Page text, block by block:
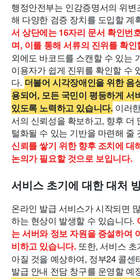
행정안전부는 인감증명서의 위변
해 다양한 검증 장치를 도입할 계
서 상단에는 16자리 문서 확인번
며, 이를 통해 서류의 진위를 확
외에도 바코드를 스캔할 수 있는
이용자가 쉽게 진위를 확인할 수
다. 더불어 시각장애인을 위한 음
용되어, 모든 국민이 평등하게 서
있도록 노력하고 있습니다. 이러
서의 신뢰성을 확보하고, 향후 더
털화될 수 있는 기반을 마련해 줄
신뢰를 쌓기 위한 향후 조치에 대
논의가 필요할 것으로 보입니다.
서비스 초기에 대한 대처
온라인 발급 서비스가 시작되면
하는 현상이 발생할 수 있습니다.
는 서버와 정보 자원을 증설하여
비하고 있습니다. 또한, 서비스
아질 것을 예상하여, 정부24 콜센
발급 안내 전담 창구를 운영할 예